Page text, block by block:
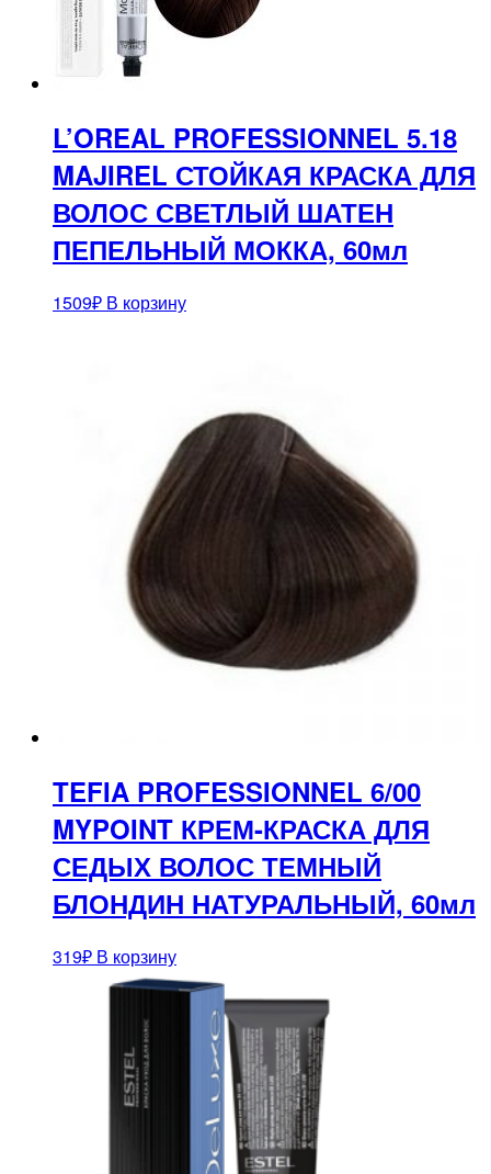
L’OREAL PROFESSIONNEL 5.18
MAJIREL СТОЙКАЯ КРАСКА ДЛЯ
ВОЛОС СВЕТЛЫЙ ШАТЕН
ПЕПЕЛЬНЫЙ МОККА, 60мл
1509₽ В корзину
TEFIA PROFESSIONNEL 6/00
MYPOINT КРЕМ-КРАСКА ДЛЯ
СЕДЫХ ВОЛОС ТЕМНЫЙ
БЛОНДИН НАТУРАЛЬНЫЙ, 60мл
319₽ В корзину